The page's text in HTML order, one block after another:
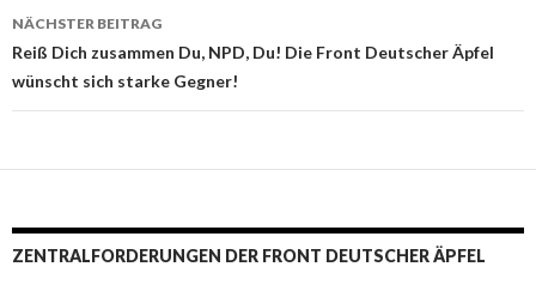
NÄCHSTER BEITRAG
Reiß Dich zusammen Du, NPD, Du! Die Front Deutscher Äpfel
wünscht sich starke Gegner!
ZENTRALFORDERUNGEN DER FRONT DEUTSCHER ÄPFEL